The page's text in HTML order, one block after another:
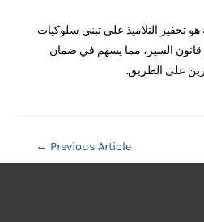
تحفيز التلاميذ على تبني سلوكيات
قانون السير، مما يسهم في ضمان
على الطريق.
Navigation
de
← Previous Article